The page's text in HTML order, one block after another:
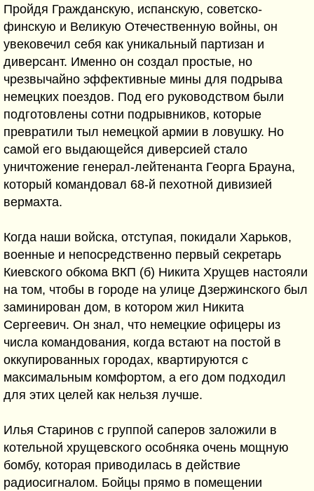
Пройдя Гражданскую, испанскую, советско-
финскую и Великую Отечественную войны, он
увековечил себя как уникальный партизан и
диверсант. Именно он создал простые, но
чрезвычайно эффективные мины для подрыва
немецких поездов. Под его руководством были
подготовлены сотни подрывников, которые
превратили тыл немецкой армии в ловушку. Но
самой его выдающейся диверсией стало
уничтожение генерал-лейтенанта Георга Брауна,
который командовал 68-й пехотной дивизией
вермахта.
Когда наши войска, отступая, покидали Харьков,
военные и непосредственно первый секретарь
Киевского обкома ВКП (б) Никита Хрущев настояли
на том, чтобы в городе на улице Дзержинского был
заминирован дом, в котором жил Никита
Сергеевич. Он знал, что немецкие офицеры из
числа командования, когда встают на постой в
оккупированных городах, квартируются с
максимальным комфортом, а его дом подходил
для этих целей как нельзя лучше.
Илья Старинов с группой саперов заложили в
котельной хрущевского особняка очень мощную
бомбу, которая приводилась в действие
радиосигналом. Бойцы прямо в помещении